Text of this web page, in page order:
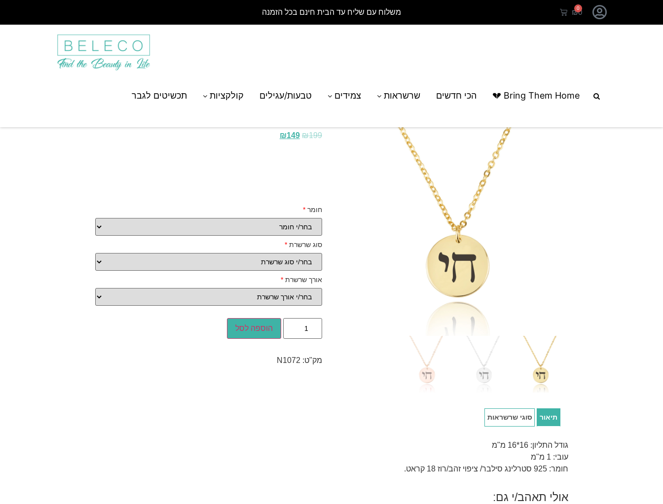
₪0
0 משלוח עם שליח עד הבית חינם בכל הזמנה
Bring Them Home 💔 הכי חדשים שרשראות צמידים טבעות/עגילים קולקציות תכשיטים לגבר עמוד הבית/ קולקציות/ יום הולדת/ שרשרת דיסק חי
₪199
₪149
חומר*
סוג שרשרת*
אורך שרשרת*
הוספה לסל
מק"ט: N1072
תיאור סוגי שרשראות
גודל התליון: 16*16 מ"מ
עובי: 1 מ"מ
חומר: 925 סטרלינג סילבר/ ציפוי זהב/רוז 18 קראט.
אולי תאהב/י גם: